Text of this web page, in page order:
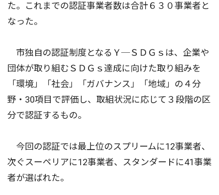
た。これまでの認証事業者数は合計６３０事業者と
なった。
市独自の認証制度となるＹ─ＳＤＧｓは、企業や
団体が取り組むＳＤＧｓ達成に向けた取り組みを
「環境」「社会」「ガバナンス」「地域」の４分
野・30項目で評価し、取組状況に応じて３段階の区
分で認証するもの。
今回の認証では最上位のスプリームに12事業者、
次ぐスーペリアに12事業者、スタンダードに41事業
者が選ばれた。